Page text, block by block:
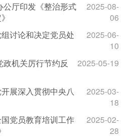
公厅印发《整治形式
2025-08-
06
讨论和决定党员处
2025-06-
10
机关厉行节约反
2025-05-19
展深入贯彻中央八
2025-03-
18
党员教育培训工作
2025-02-
28